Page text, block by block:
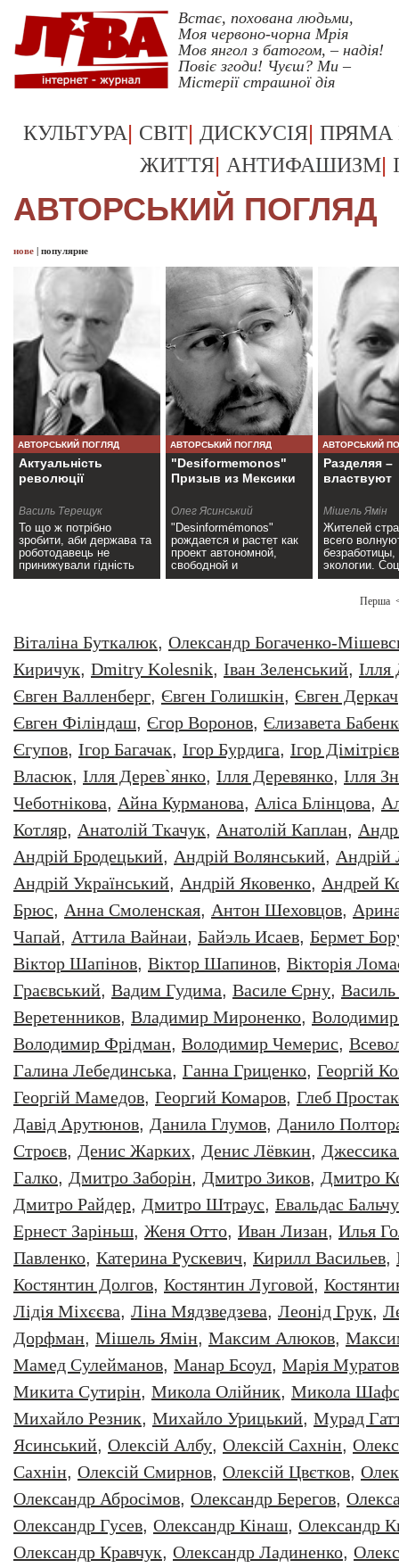
Встає, похована людьми,
Моя червоно-чорна Мрія
Мов янгол з батогом, – надія!
Повіє згоди! Чуєш? Ми –
Містерії страшної дія
КУЛЬТУРА| СВІТ| ДИСКУСІЯ| ПРЯМА
ЖИТТЯ| АНТИФАШИЗМ|
АВТОРСЬКИЙ ПОГЛЯД
нове | популярне
АВТОРСЬКИЙ ПОГЛЯД
Актуальність
революції
Василь Терещук
То що ж потрібно
зробити, аби держава та
роботодавець не
принижували гідність
людини заради власного
АВТОРСЬКИЙ ПОГЛЯД
"Desiformemonos"
Призыв из Мексики
Олег Ясинський
"Desinformémonos"
рождается и растет как
проект автономной,
свободной и
независимой
АВТОРСЬКИЙ
Разделяя –
властвуют
Мішель Ямін
Жителей
всего
безработицы,
экологии.
взрыв
Перша
Віталіна Буткалюк, Олександр Богаченко-
Киричук, Dmitry Kolesnik, Iван Зеленський, Iлля
Євген Валленберг, Євген Голишкін, Євген Деркач
Євген Філіндаш, Єгор Воронов, Єлизавета
Єгупов, Ігор Багачак, Ігор Бурдига, Ігор Дімітрієв
Власюк, Ілля Дерев`янко, Ілля Деревянко, Ілля
Чеботнікова, Айна Курманова, Аліса Блінцова,
Котляр, Анатолiй Ткачук, Анатолій Каплан,
Андрій Бродецький, Андрій Волянський, Андрій
Андрій Український, Андрій Яковенко, Андрей
Брюс, Анна Смоленская, Антон Шеховцов,
Чапай, Аттила Вайнаи, Байэль Исаев, Бермет
Віктор Шапінов, Віктор Шапинов, Вікторія
Граєвський, Вадим Гудима, Василе Єрну,
Веретенников, Владимир Мироненко,
Володимир Фрідман, Володимир Чемерис,
Галина Лебединська, Ганна Гриценко, Георгiй
Георгій Мамедов, Георгий Комаров, Глеб
Давiд Арутюнов, Данила Глумов, Данило
Строєв, Денис Жарких, Денис Лёвкин,
Галко, Дмитро Заборiн, Дмитро Зиков, Дмитро
Дмитро Райдер, Дмитро Штраус, Евальдас
Ернест Заріньш, Женя Отто, Иван Лизан, Илья
Павленко, Катерина Рускевич, Кирилл Васильев,
Костянтин Долгов, Костянтин Луговой,
Лідія Міхєєва, Ліна Мядзведзева, Леонiд Грук,
Дорфман, Мішель Ямін, Максим Алюков,
Мамед Сулейманов, Манар Бсоул, Марія
Микита Сутирін, Микола Олійник, Микола
Михайло Резник, Михайло Урицький, Мурад
Ясинський, Олексiй Албу, Олексiй Сахнiн,
Сахнін, Олексій Смирнов, Олексій Цвєтков,
Олександр Абросімов, Олександр Берегов,
Олександр Гусев, Олександр Кінаш, Олександр
Олександр Кравчук, Олександр Ладиненко,